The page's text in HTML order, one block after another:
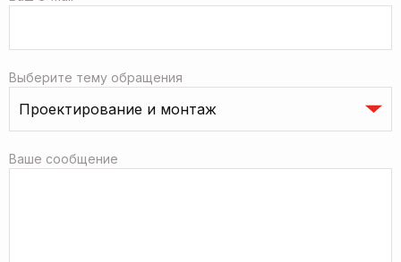
Выберите тему обращения
Ваше сообщение